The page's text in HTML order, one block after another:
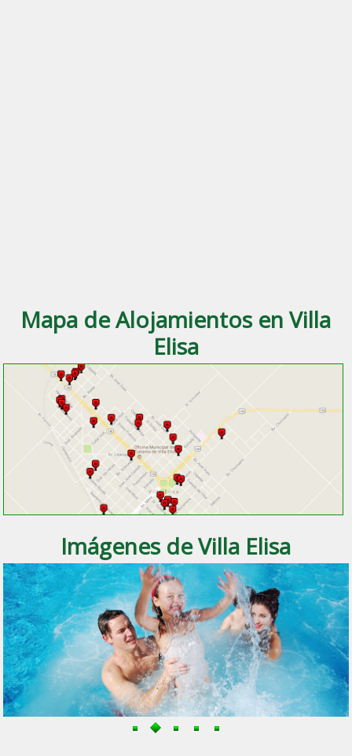
Mapa de Alojamientos en Villa
Elisa
Imágenes de Villa Elisa